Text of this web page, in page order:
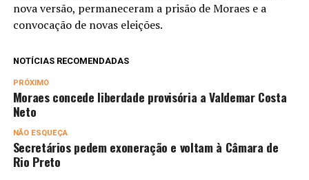
nova versão, permaneceram a prisão de Moraes e a
convocação de novas eleições.
NOTÍCIAS RECOMENDADAS
PRÓXIMO
Moraes concede liberdade provisória a Valdemar Costa
Neto
NÃO ESQUEÇA
Secretários pedem exoneração e voltam à Câmara de
Rio Preto